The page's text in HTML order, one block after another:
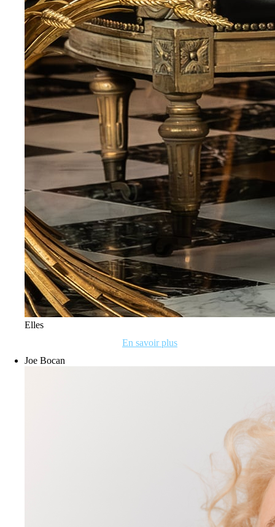
Elles
En savoir plus
Joe Bocan